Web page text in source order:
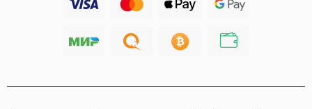
Хабаровск